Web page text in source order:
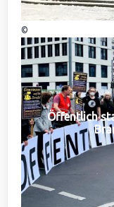
©
Öffentlich